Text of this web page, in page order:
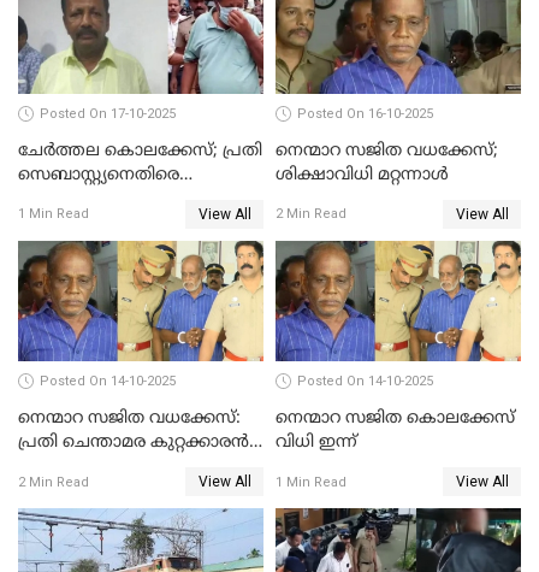
Posted On 17-10-2025
ചേര്‍ത്തല കൊലക്കേസ്; പ്രതി
സെബാസ്റ്റ്യനെതിരെ
1 Min Read View All
Posted On 16-10-2025
നെന്മാറ സജിത വധക്കേസ്;
ശിക്ഷാവിധി മറ്റന്നാള്‍
2 Min Read View All
Posted On 14-10-2025
നെന്മാറ സജിത വധക്കേസ്:
പ്രതി ചെന്താമര കുറ്റക്കാരൻ,
നടത്തിയത്
ഇരട്ടക്കൊലപാതകം
2 Min Read View All
Posted On 14-10-2025
നെന്മാറ സജിത കൊലക്കേസ്
വിധി ഇന്ന്
1 Min Read View All